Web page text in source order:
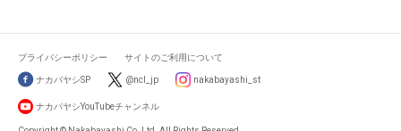
プライバシーポリシー サイトのご利用について
ナカバヤシSP @ncl_jp nakabayashi_st
ナカバヤシYouTubeチャンネル